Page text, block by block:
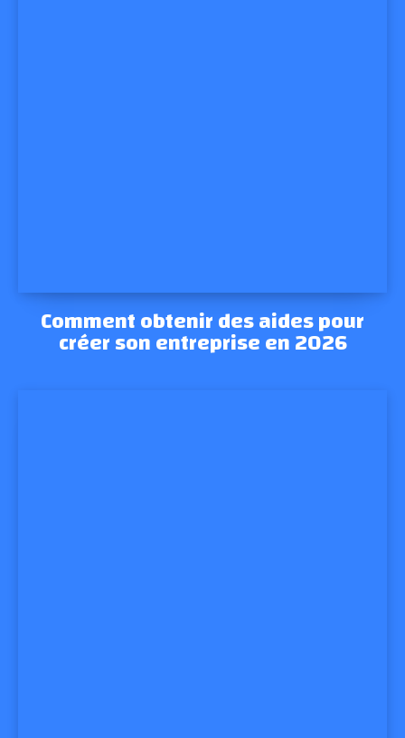
Comment obtenir des aides pour
créer son entreprise en 2026